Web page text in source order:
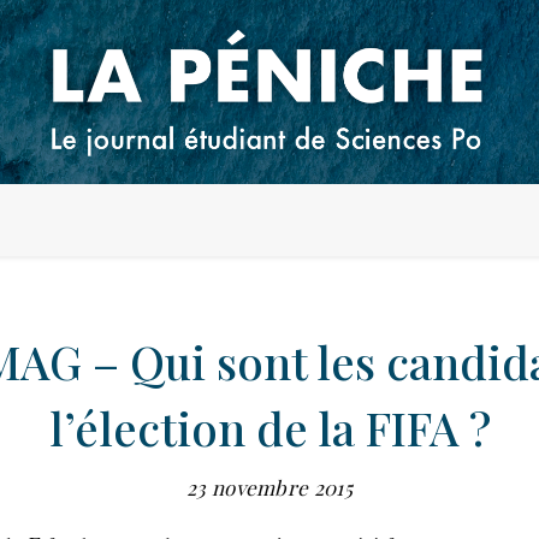
– Qui sont les
l’élection de la FIFA ?
23 novembre 2015